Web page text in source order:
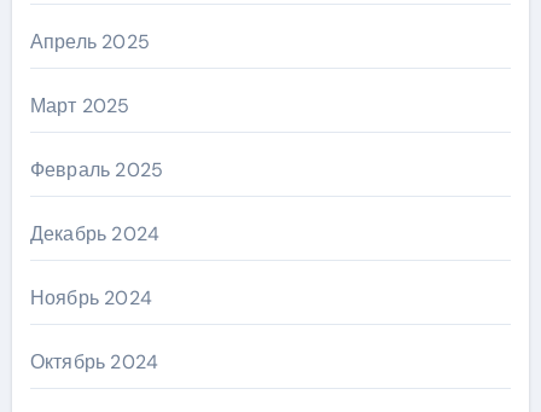
Апрель 2025
Март 2025
Февраль 2025
Декабрь 2024
Ноябрь 2024
Октябрь 2024